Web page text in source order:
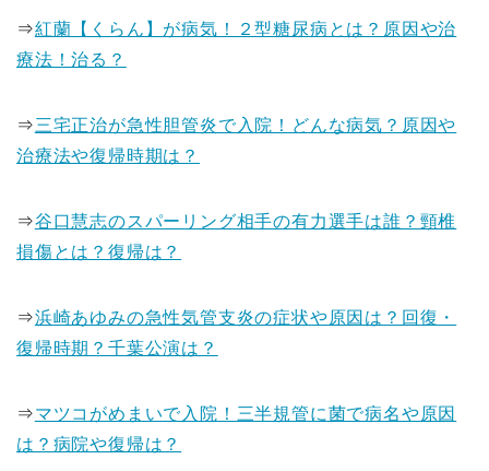
⇒紅蘭【くらん】が病気！２型糖尿病とは？原因や治
療法！治る？
⇒三宅正治が急性胆管炎で入院！どんな病気？原因や
治療法や復帰時期は？
⇒谷口慧志のスパーリング相手の有力選手は誰？頸椎
損傷とは？復帰は？
⇒浜崎あゆみの急性気管支炎の症状や原因は？回復・
復帰時期？千葉公演は？
⇒マツコがめまいで入院！三半規管に菌で病名や原因
は？病院や復帰は？